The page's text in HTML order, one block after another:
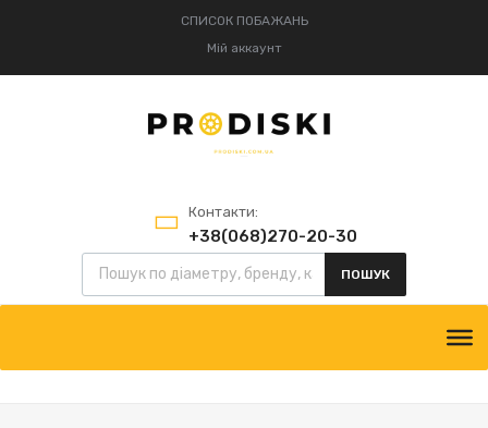
СПИСОК ПОБАЖАНЬ
Мій аккаунт
Контакти:
+38(068)270-20-30
+38(095)834-52-75
ПОШУК